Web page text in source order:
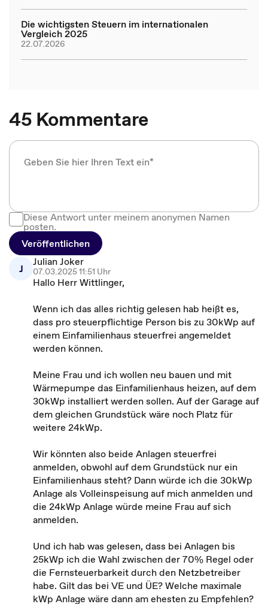
Die wichtigsten Steuern im internationalen
Vergleich 2025
22.07.2026
45 Kommentare
Diese Antwort unter meinem anonymen Namen
posten.
Veröffentlichen
J
Julian Joker
07.03.2025 11:51 Uhr
Hallo Herr Wittlinger,
Wenn ich das alles richtig gelesen hab heißt es,
dass pro steuerpflichtige Person bis zu 30kWp auf
einem Einfamilienhaus steuerfrei angemeldet
werden können.
Meine Frau und ich wollen neu bauen und mit
Wärmepumpe das Einfamilienhaus heizen, auf dem
30kWp installiert werden sollen. Auf der Garage auf
dem gleichen Grundstück wäre noch Platz für
weitere 24kWp.
Wir könnten also beide Anlagen steuerfrei
anmelden, obwohl auf dem Grundstück nur ein
Einfamilienhaus steht? Dann würde ich die 30kWp
Anlage als Volleinspeisung auf mich anmelden und
die 24kWp Anlage würde meine Frau auf sich
anmelden.
Und ich hab was gelesen, dass bei Anlagen bis
25kWp ich die Wahl zwischen der 70% Regel oder
die Fernsteuerbarkeit durch den Netzbetreiber
habe. Gilt das bei VE und ÜE? Welche maximale
kWp Anlage wäre dann am ehesten zu Empfehlen?